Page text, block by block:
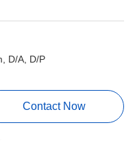
D/A, D/P
Contact Now